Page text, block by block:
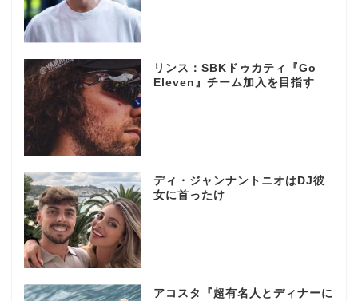
リンス：SBKドゥカティ『Go
Eleven』チーム加入を目指す
ディ・ジャンナントニオはDJ彼
女に首ったけ
アコスタ『超有名人とディナーに